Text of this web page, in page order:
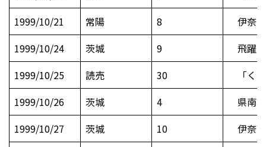
1999/10/21
常陽 8
伊奈
1999/10/24
茨城 9
飛躍
1999/10/25
読売 30
「く
1999/10/26
茨城 4
県南
1999/10/27
茨城 10
伊奈